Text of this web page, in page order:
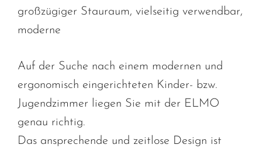
großzügiger Stauraum, vielseitig verwendbar,
moderne
Auf der Suche nach einem modernen und
ergonomisch eingerichteten Kinder- bzw.
Jugendzimmer liegen Sie mit der ELMO
genau richtig.
Das ansprechende und zeitlose Design ist